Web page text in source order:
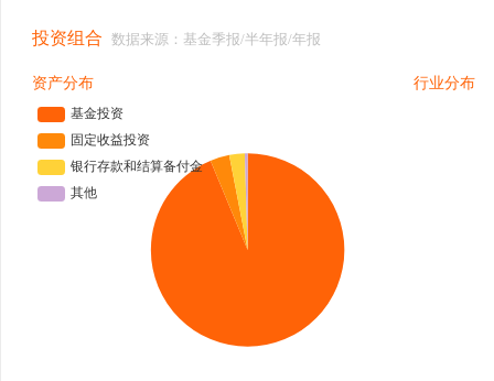
投资组合 数据来源：基金季报/半年报/年报
资产分布 行业分布